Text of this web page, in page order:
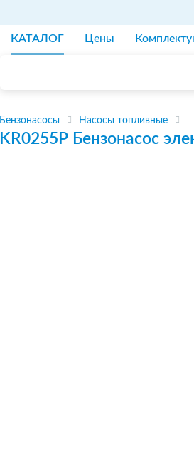
КАТАЛОГ Цены
Бензонасосы Насосы топливные
KR0255P Бензонасос